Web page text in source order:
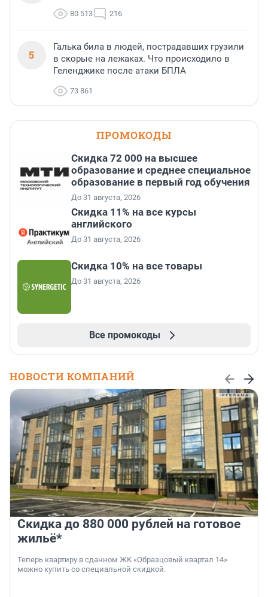
80 513 216
5
Галька била в людей, пострадавших грузили
в скорые на лежаках. Что происходило в
Геленджике после атаки БПЛА
73 861
ПРОМОКОДЫ
Скидка 72 000 на высшее
образование и среднее специальное
образование в первый год обучения
До 31 августа, 2026
Скидка 11% на все курсы
английского
До 31 августа, 2026
Скидка 10% на все товары
До 31 августа, 2026
Все промокоды
НОВОСТИ КОМПАНИЙ
Скидка до 880 000 рублей на готовое
жильё*
Теперь квартиру в сданном ЖК «Образцовый квартал 14»
можно купить со специальной скидкой.